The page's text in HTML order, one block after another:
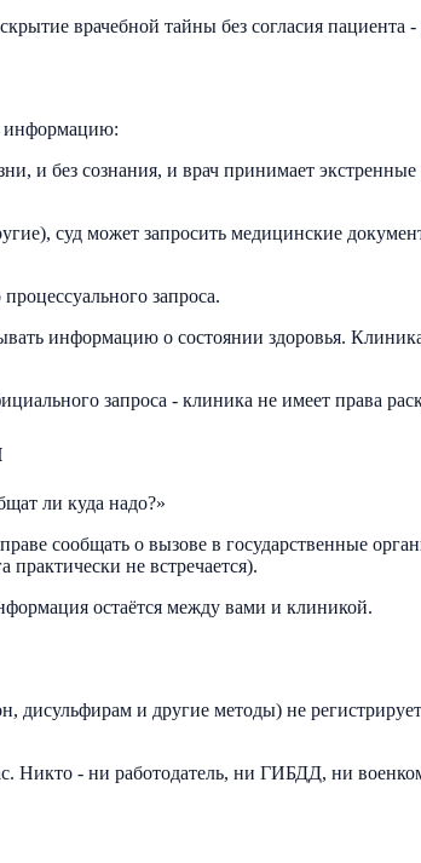
врачебной тайны без согласия
информацию:
и без сознания, и врач принимает
суд может запросить медицинские
запроса.
информацию о состоянии здоровья.
запроса - клиника не имеет права
ли куда надо?»
сообщать о вызове в государственные
не встречается).
остаётся между вами и клиникой.
и другие методы) не
Никто - ни работодатель, ни ГИБДД, ни